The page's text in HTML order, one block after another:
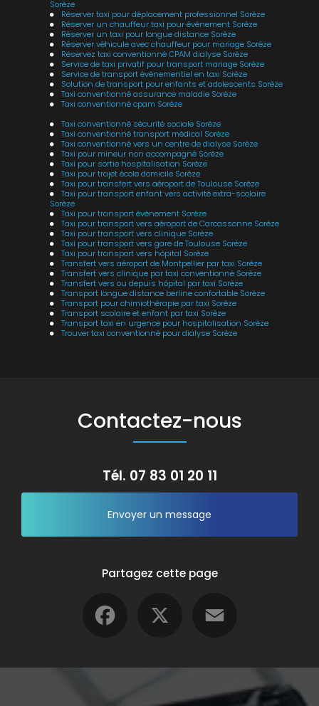
Sorèze
Réserver taxi pour déplacement professionnel Sorèze
Réserver un chauffeur taxi pour événement Sorèze
Réserver un taxi pour longue distance Sorèze
Réserver véhicule avec chauffeur pour mariage Sorèze
Réservez taxi conventionné CPAM dialyse Sorèze
Service de taxi privatif pour transport mariage Sorèze
Service de transport événementiel en taxi Sorèze
Solution de transport pour enfants et adolescents Sorèze
Taxi conventionné assurance maladie Sorèze
Taxi conventionné cpam Sorèze
Taxi conventionné sécurité sociale Sorèze
Taxi conventionné transport médical Sorèze
Taxi conventionné vers un centre de dialyse Sorèze
Taxi pour mineur non accompagné Sorèze
Taxi pour sortie hospitalisation Sorèze
Taxi pour trajet école domicile Sorèze
Taxi pour transfert vers aéroport de Toulouse Sorèze
Taxi pour transport enfant vers activité extra-scolaire
Sorèze
Taxi pour transport évènement Sorèze
Taxi pour transport vers aéroport de Carcassonne Sorèze
Taxi pour transport vers clinique Sorèze
Taxi pour transport vers gare de Toulouse Sorèze
Taxi pour transport vers hôpital Sorèze
Transfert vers aéroport de Montpellier par taxi Sorèze
Transfert vers clinique par taxi conventionné Sorèze
Transfert vers ou depuis hôpital par taxi Sorèze
Transport longue distance berline confortable Sorèze
Transport pour chimiothérapie par taxi Sorèze
Transport scolaire et enfant par taxi Sorèze
Transport taxi en urgence pour hospitalisation Sorèze
Trouver taxi conventionné pour dialyse Sorèze
Contactez-nous
Tél. 07 83 01 20 11
Envoyer un message
Partagez cette page